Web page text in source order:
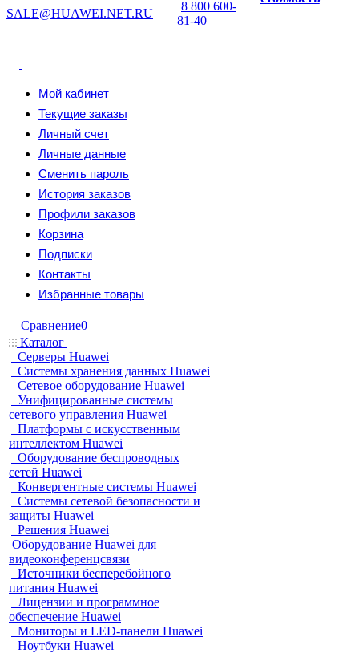
SALE@HUAWEI.NET.RU
8 800 600-
81-40
Мой кабинет
Текущие заказы
Личный счет
Личные данные
Сменить пароль
История заказов
Профили заказов
Корзина
Подписки
Контакты
Избранные товары
Сравнение0
Каталог
Серверы Huawei
Системы хранения данных Huawei
Сетевое оборудование Huawei
Унифицированные системы
сетевого управления Huawei
Платформы с искусственным
интеллектом Huawei
Оборудование беспроводных
сетей Huawei
Конвергентные системы Huawei
Системы сетевой безопасности и
защиты Huawei
Решения Huawei
Оборудование Huawei для
видеоконференцсвязи
Источники бесперебойного
питания Huawei
Лицензии и программное
обеспечение Huawei
Мониторы и LED-панели Huawei
Ноутбуки Huawei